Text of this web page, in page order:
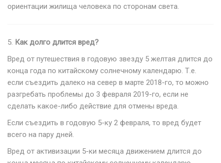
ориентации жилища человека по сторонам света.
5. Как долго длится вред?
Вред от путешествия в годовую звезду 5 желтая длится до
конца года по китайскому солнечному календарю. Т.е.
если съездить далеко на север в марте 2018-го, то можно
разгребать проблемы до 3 февраля 2019-го, если не
сделать какое-либо действие для отмены вреда.
Если съездить в годовую 5-ку 2 февраля, то вред будет
всего на пару дней.
Вред от активизации 5-ки месяца движением длится до